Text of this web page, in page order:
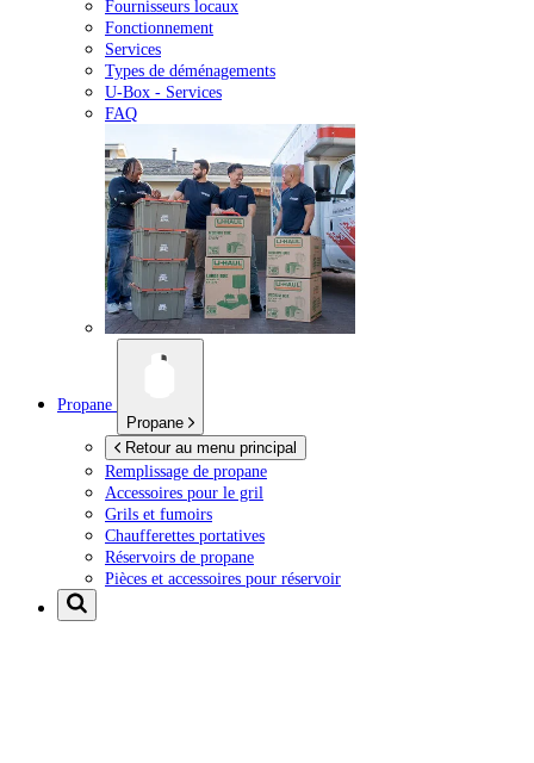
Fournisseurs locaux
Fonctionnement
Services
Types de déménagements
U-Box - Services
FAQ
Propane
Propane
Retour au menu principal
Remplissage de propane
Accessoires pour le gril
Grils et fumoirs
Chaufferettes portatives
Réservoirs de propane
Pièces et accessoires pour réservoir